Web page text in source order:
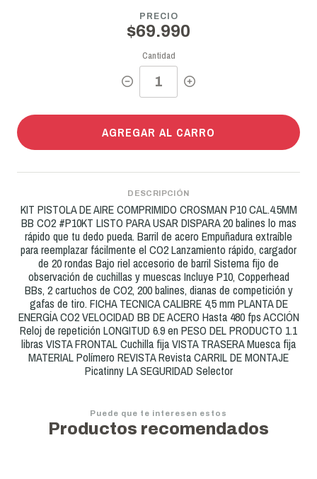
PRECIO
$69.990
Cantidad
AGREGAR AL CARRO
DESCRIPCIÓN
KIT PISTOLA DE AIRE COMPRIMIDO CROSMAN P10 CAL.4.5MM
BB CO2 #P10KT LISTO PARA USAR DISPARA 20 balines lo mas
rápido que tu dedo pueda. Barril de acero Empuñadura extraíble
para reemplazar fácilmente el CO2 Lanzamiento rápido, cargador
de 20 rondas Bajo riel accesorio de barril Sistema fijo de
observación de cuchillas y muescas Incluye P10, Copperhead
BBs, 2 cartuchos de CO2, 200 balines, dianas de competición y
gafas de tiro. FICHA TECNICA CALIBRE 4,5 mm PLANTA DE
ENERGÍA CO2 VELOCIDAD BB DE ACERO Hasta 480 fps ACCIÓN
Reloj de repetición LONGITUD 6.9 en PESO DEL PRODUCTO 1.1
libras VISTA FRONTAL Cuchilla fija VISTA TRASERA Muesca fija
MATERIAL Polímero REVISTA Revista CARRIL DE MONTAJE
Picatinny LA SEGURIDAD Selector
Puede que te interesen estos
Productos recomendados